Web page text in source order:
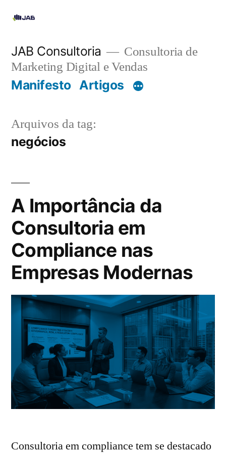
JAB Consultoria
Consultoria de
Marketing Digital e Vendas
Manifesto Artigos
Arquivos da tag:
negócios
A Importância da
Consultoria em
Compliance nas
Empresas Modernas
Consultoria em compliance tem se destacado